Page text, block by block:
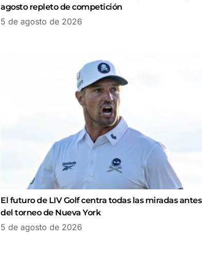
agosto repleto de competición
5 de agosto de 2026
El futuro de LIV Golf centra todas las miradas antes
del torneo de Nueva York
5 de agosto de 2026